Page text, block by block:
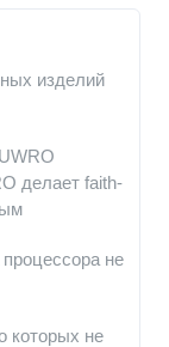
изделий
делает faith-
не
которых не